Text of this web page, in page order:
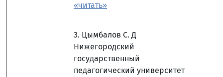
«читать»
3. Цымбалов С. Д
Нижегородский
государственный
педагогический университет